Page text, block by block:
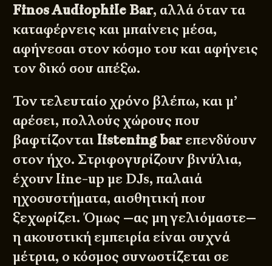
Finos Audiophile Bar, αλλά όταν τα
καταφέρνεις και μπαίνεις μέσα,
αφήνεσαι στον κόσμο του και αφήνεις
τον δικό σου απέξω.
Τον τελευταίο χρόνο βλέπω, και μ’
αρέσει, πολλούς χώρους που
βαφτίζονται listening barεπενδύουν
στον ήχο. Στριφογυρίζουν βινύλια,
έχουν line-up με DJs, παλαιά
ηχοσυστήματα, αισθητική που
ξεχωρίζει. Όμως —ας μη γελιόμαστε—
η ακουστική εμπειρία είναι συχνά
μέτρια, ο κόσμος συνωστίζεται σε